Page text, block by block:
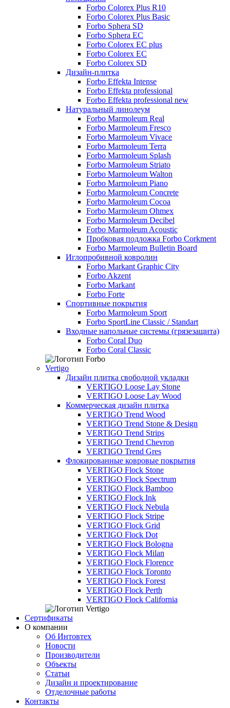
Forbo Colorex Plus R10
Forbo Colorex Plus Basic
Forbo Sphera SD
Forbo Sphera EC
Forbo Colorex EC plus
Forbo Colorex EC
Forbo Colorex SD
Дизайн-плитка
Forbo Effekta Intense
Forbo Effekta professional
Forbo Effekta professional new
Натуральный линолеум
Forbo Marmoleum Real
Forbo Marmoleum Fresco
Forbo Marmoleum Vivace
Forbo Marmoleum Terra
Forbo Marmoleum Splash
Forbo Marmoleum Striato
Forbo Marmoleum Walton
Forbo Marmoleum Piano
Forbo Marmoleum Concrete
Forbo Marmoleum Cocoa
Forbo Marmoleum Ohmex
Forbo Marmoleum Decibel
Forbo Marmoleum Acoustic
Пробковая подложка Forbo Corkment
Forbo Marmoleum Bulletin Board
Иглопробивной ковролин
Forbo Markant Graphic City
Forbo Akzent
Forbo Markant
Forbo Forte
Спортивные покрытия
Forbo Marmoleum Sport
Forbo SportLine Classic / Standart
Входные напольные системы (грязезащита)
Forbo Coral Duo
Forbo Coral Classic
Vertigo
Дизайн плитка свободной укладки
VERTIGO Loose Lay Stone
VERTIGO Loose Lay Wood
Коммерческая дизайн плитка
VERTIGO Trend Wood
VERTIGO Trend Stone & Design
VERTIGO Trend Strips
VERTIGO Trend Chevron
VERTIGO Trend Gres
Флокированные ковровые покрытия
VERTIGO Flock Stone
VERTIGO Flock Spectrum
VERTIGO Flock Bamboo
VERTIGO Flock Ink
VERTIGO Flock Nebula
VERTIGO Flock Stripe
VERTIGO Flock Grid
VERTIGO Flock Dot
VERTIGO Flock Bologna
VERTIGO Flock Milan
VERTIGO Flock Florence
VERTIGO Flock Toronto
VERTIGO Flock Forest
VERTIGO Flock Perth
VERTIGO Flock California
Сертификаты
О компании
Об Интовтех
Новости
Производители
Объекты
Статьи
Дизайн и проектирование
Отделочные работы
Контакты